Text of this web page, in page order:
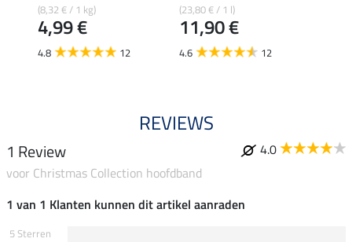
(8,32 € / 1 kg)
4,99 €
4.8 12
(23,80 € / 1 l)
11,90 €
4.6 12
REVIEWS
1 Review
4.0
voor Christmas Collection hoofdband
1 van 1 Klanten kunnen dit artikel aanraden
5 Sterren